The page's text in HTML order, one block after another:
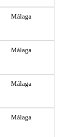
Málaga
Málaga
Málaga
Málaga